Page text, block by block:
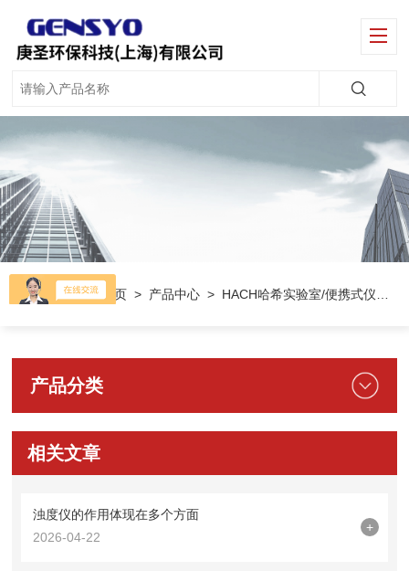
当前位置： 首页 > 产品中心 > HACH哈希实验室/便携式仪器
产品分类
相关文章
浊度仪的作用体现在多个方面
2026-04-22
+